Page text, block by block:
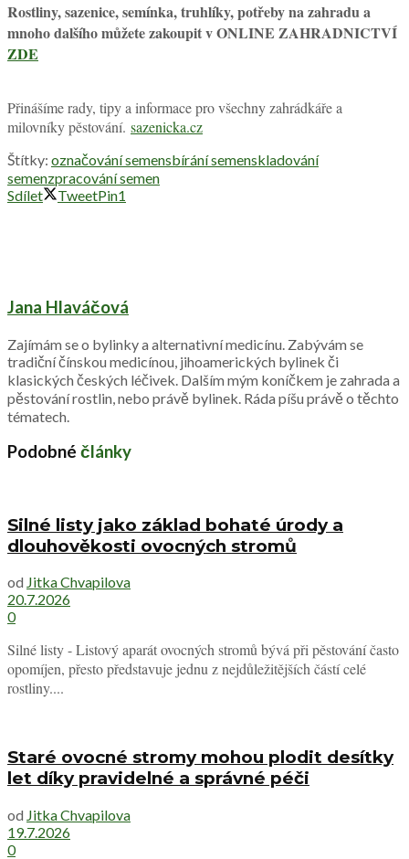
Rostliny, sazenice, semínka, truhlíky, potřeby na zahradu a
mnoho dalšího můžete zakoupit v ONLINE ZAHRADNICTVÍ
ZDE
Přinášíme rady, tipy a informace pro všechny zahrádkáře a
milovníky pěstování. sazenicka.cz
Štítky: označování semensbírání semenskladování
semenzpracování semen
Sdílet
TweetPin1
Jana Hlaváčová
Zajímám se o bylinky a alternativní medicínu. Zabývám se
tradiční čínskou medicínou, jihoamerických bylinek či
klasických českých léčivek. Dalším mým koníčkem je zahrada a
pěstování rostlin, nebo právě bylinek. Ráda píšu právě o těchto
tématech.
Podobné články
Silné listy jako základ bohaté úrody a
dlouhověkosti ovocných stromů
od Jitka Chvapilova
20.7.2026
0
Silné listy - Listový aparát ovocných stromů bývá při pěstování často
opomíjen, přesto představuje jednu z nejdůležitějších částí celé
rostliny....
Staré ovocné stromy mohou plodit desítky
let díky pravidelné a správné péči
od Jitka Chvapilova
19.7.2026
0